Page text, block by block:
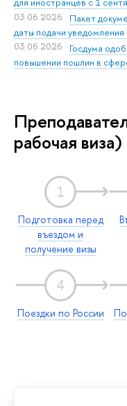
03.06.2026
Пакет
даты подачи
03.06.2026
Госдума
повышении пошлин в
рабочая виза)
1
Подготовка перед
въездом и
получение визы
4
Поездки по России